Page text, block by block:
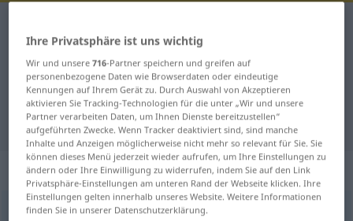
Deutsch-Englisch Übersetzung für
"Patrouille"
"Patrouille" Englisch Übersetzung
„Patrouille“: Femininum
Patrouille [paˈtrʊljə]f <Patrouille;Patrouillen
Ihre Privatsphäre ist uns wichtig
Wir und unsere716-Partner speichern und greifen auf
personenbezogene Daten wie Browserdaten oder eindeutige
Kennungen auf Ihrem Gerät zu. Durch Auswahl von Akzeptieren
aktivieren Sie Tracking-Technologien für die unter „Wir und unsere
Partner verarbeiten Daten, um Ihnen Dienste bereitzustellen“
aufgeführten Zwecke. Wenn Tracker deaktiviert sind, sind manche
Inhalte und Anzeigen möglicherweise nicht mehr so relevant für Sie. Sie
können dieses Menü jederzeit wieder aufrufen, um Ihre Einstellungen zu
ändern oder Ihre Einwilligung zu widerrufen, indem Sie auf den Link
Privatsphäre-Einstellungen am unteren Rand der Webseite klicken. Ihre
Einstellungen gelten innerhalb unseres Website. Weitere Informationen
finden Sie in unserer Datenschutzerklärung.